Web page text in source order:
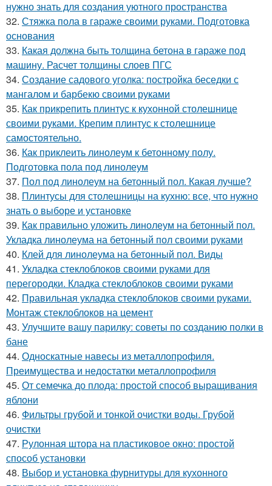
нужно знать для создания уютного пространства
32. Стяжка пола в гараже своими руками. Подготовка
основания
33. Какая должна быть толщина бетона в гараже под
машину. Расчет толщины слоев ПГС
34. Создание садового уголка: постройка беседки с
мангалом и барбекю своими руками
35. Как прикрепить плинтус к кухонной столешнице
своими руками. Крепим плинтус к столешнице
самостоятельно.
36. Как приклеить линолеум к бетонному полу.
Подготовка пола под линолеум
37. Пол под линолеум на бетонный пол. Какая лучше?
38. Плинтусы для столешницы на кухню: все, что нужно
знать о выборе и установке
39. Как правильно уложить линолеум на бетонный пол.
Укладка линолеума на бетонный пол своими руками
40. Клей для линолеума на бетонный пол. Виды
41. Укладка стеклоблоков своими руками для
перегородки. Кладка стеклоблоков своими руками
42. Правильная укладка стеклоблоков своими руками.
Монтаж стеклоблоков на цемент
43. Улучшите вашу парилку: советы по созданию полки в
бане
44. Односкатные навесы из металлопрофиля.
Преимущества и недостатки металлопрофиля
45. От семечка до плода: простой способ выращивания
яблони
46. Фильтры грубой и тонкой очистки воды. Грубой
очистки
47. Рулонная штора на пластиковое окно: простой
способ установки
48. Выбор и установка фурнитуры для кухонного